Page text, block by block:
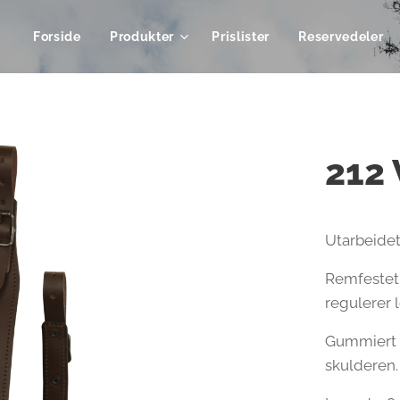
Forside Produkter Prislister Reservedeler
212
regulerer
Gummiert